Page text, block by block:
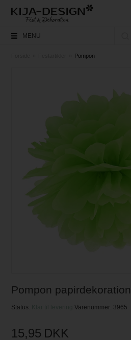
MENU
Pompon
Pompon
Status: Klar til leveringVarenummer: 3965
15,95 DKK